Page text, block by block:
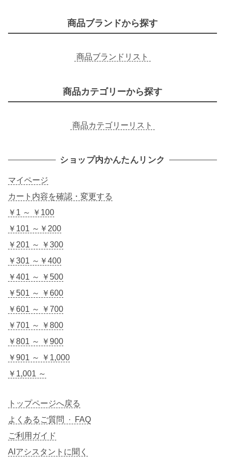
商品ブランドから探す
商品ブランドリスト
商品カテゴリーから探す
商品カテゴリーリスト
ショップ内かんたんリンク
マイページ
カート内容を確認・変更する
￥1 ～ ￥100
￥101 ～￥200
￥201 ～ ￥300
￥301 ～￥400
￥401 ～ ￥500
￥501 ～ ￥600
￥601 ～ ￥700
￥701 ～ ￥800
￥801 ～ ￥900
￥901 ～ ￥1,000
￥1,001 ～
トップページへ戻る
よくあるご質問 · FAQ
ご利用ガイド
AIアシスタントに聞く